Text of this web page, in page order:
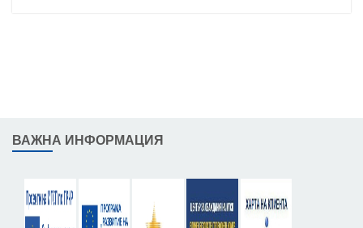
ВАЖНА ИНФОРМАЦИЯ